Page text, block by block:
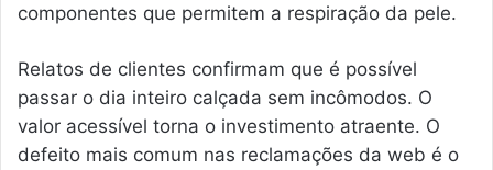
componentes que permitem a respiração da pele.
Relatos de clientes confirmam que é possível
passar o dia inteiro calçada sem incômodos. O
valor acessível torna o investimento atraente. O
defeito mais comum nas reclamações da web é o